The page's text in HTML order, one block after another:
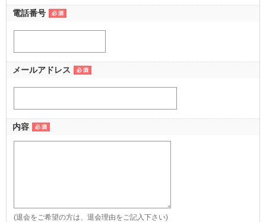
電話番号
メールアドレス
内容
(退会をご希望の方は、退会理由をご記入下さい)